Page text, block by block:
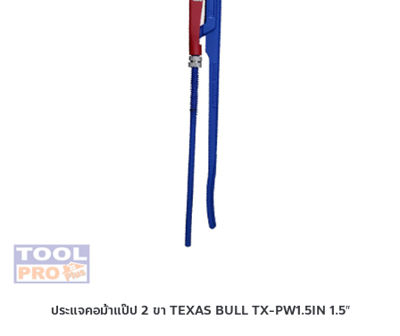
ประแจคอม้าแป๊ป 2 ขา TEXAS BULL TX-PW1.5IN 1.5″